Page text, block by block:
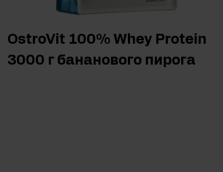
OstroVit 100% Whey Protein
3000 г бананового пирога